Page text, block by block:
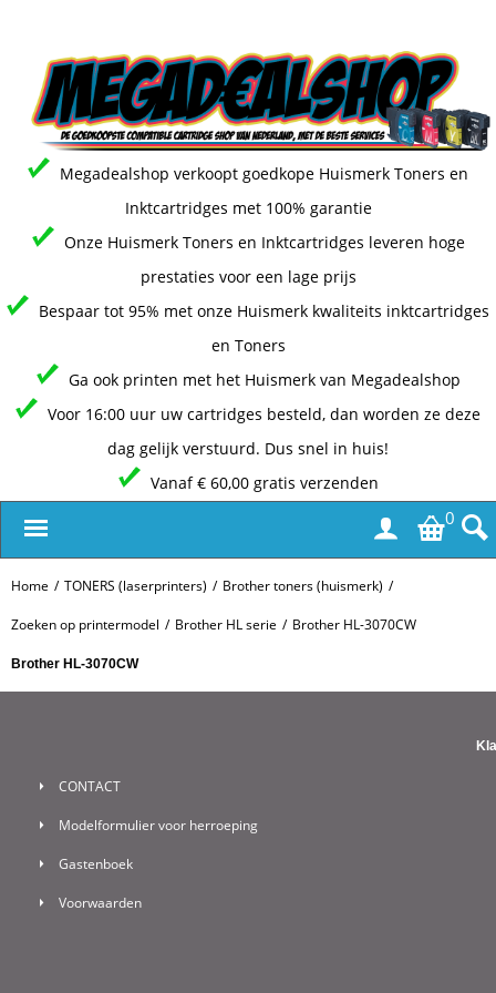
Megadealshop verkoopt goedkope Huismerk Toners en
Inktcartridges met 100% garantie
Onze Huismerk Toners en Inktcartridges leveren hoge
prestaties voor een lage prijs
Bespaar tot 95% met onze Huismerk kwaliteits inktcartridges
en Toners
Ga ook printen met het Huismerk van Megadealshop
Voor 16:00 uur uw cartridges besteld, dan worden ze deze
dag gelijk verstuurd. Dus snel in huis!
Vanaf € 60,00 gratis verzenden
0
Home / TONERS (laserprinters) / Brother toners (huismerk) /
Zoeken op printermodel / Brother HL serie / Brother HL-3070CW
Brother HL-3070CW
CONTACT
Modelformulier voor herroeping
Gastenboek
Voorwaarden